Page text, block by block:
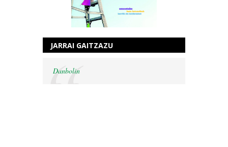
JARRAI GAITZAZU
Danbolin